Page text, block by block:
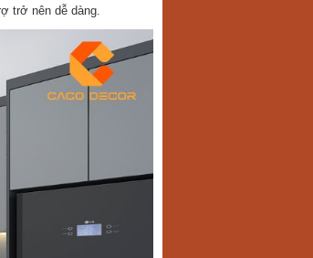
trở nên dễ dàng.